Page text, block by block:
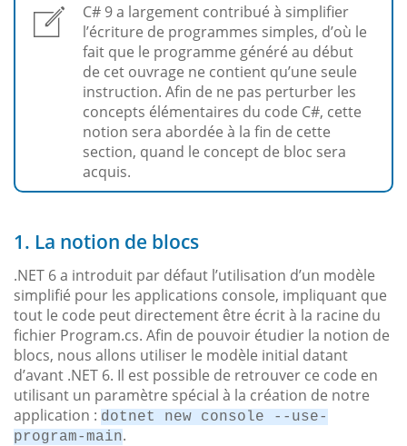
C# 9 a largement contribué à simplifier
l’écriture de programmes simples, d’où le
fait que le programme généré au début
de cet ouvrage ne contient qu’une seule
instruction. Afin de ne pas perturber les
concepts élémentaires du code C#, cette
notion sera abordée à la fin de cette
section, quand le concept de bloc sera
acquis.
1. La notion de blocs
.NET 6 a introduit par défaut l’utilisation d’un modèle
simplifié pour les applications console, impliquant que
tout le code peut directement être écrit à la racine du
fichier Program.cs. Afin de pouvoir étudier la notion de
blocs, nous allons utiliser le modèle initial datant
d’avant .NET 6. Il est possible de retrouver ce code en
utilisant un paramètre spécial à la création de notre
application : dotnet new console --use-
program-main.